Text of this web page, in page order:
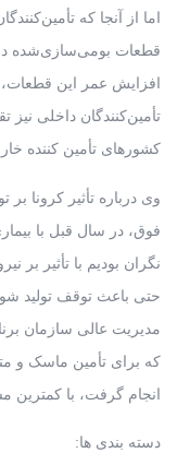
اما از آنجا که
افزایش عمر این قطعات،
تأمین‌کنندگان داخلی
کشورهای تأمین کننده
وی درباره تأثیر کرونا
فوق، در سال قبل با
نگران بودیم با تأثیر بر
حتی باعث توقف تولید
مدیریت عالی سازمان
که برای تأمین ماسک و
انجام گرفت، با کمترین
دسته بندی ها: